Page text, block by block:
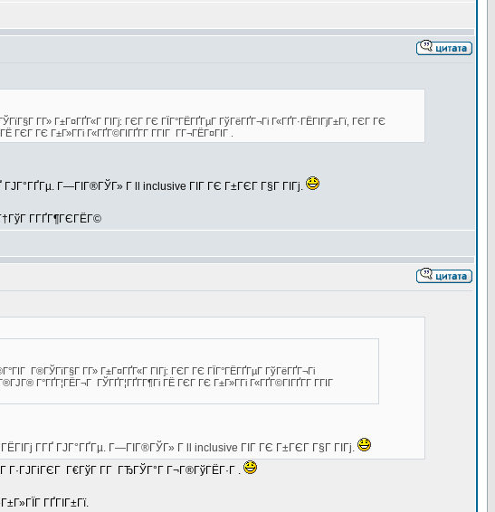
Г­Г» Г±Г¤ГҐГ«Г ГІГј: ГЄГ ГЄ ГЇГ°ГЁГҐГµГ ГўГёГҐГ¬Гі Г«ГҐГ·ГЁГІГјГ±Гї, ГЄГ ГЄ
ГЄ Г±Г»Г­Гі Г«ГҐГ©ГІГҐГ­Г Г­ГІГ ГГ¬ГЁГ¤ГІГ .
ГЈГ°ГҐГµ. Г—ГІГ®ГЎГ» Г ll inclusive ГІГ ГЄ Г±ГЄГ Г§Г ГІГј.
Г†ГўГ Г­ГҐГ¶ГЄГЁГ©
Г®ГЎГїГ§Г Г­Г» Г±Г¤ГҐГ«Г ГІГј: ГЄГ ГЄ ГЇГ°ГЁГҐГµГ ГўГёГҐГ¬Гі
Г°ГҐГ¦ГЁГ¬Г ГЎГҐГ¦ГҐГ­Г¶Гі ГЁ ГЄГ ГЄ Г±Г»Г­Гі Г«ГҐГ©ГІГҐГ­Г Г­ГІГ
Г­ГҐ ГЈГ°ГҐГµ. Г—ГІГ®ГЎГ» Г ll inclusive ГІГ ГЄ Г±ГЄГ Г§Г ГІГј.
Г·ГЈГіГЄГ Г€ГўГ Г­Г ГЂГЎГ°Г Г¬Г®ГўГЁГ·Г .
ГҐГІГ±Гї.